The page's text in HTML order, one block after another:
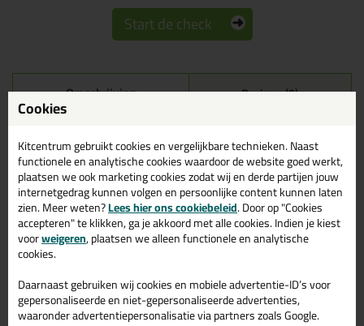
Start de check
Omschrijving Reviews (0)
Bokkepoot kwast in 30mm
Bestel de Bokkepoot kwast in 30mm vandaag nog! Vandaag
besteld = morgen in huis.
Wil je meer weten over de toepassing en kenmerken van dit
product?Lees alles over dit product >
Gerelateerde producten
Cookies
Kitcentrum gebruikt cookies en vergelijkbare technieken. Naast
functionele en analytische cookies waardoor de website goed werkt,
plaatsen we ook marketing cookies zodat wij en derde partijen jouw
internetgedrag kunnen volgen en persoonlijke content kunnen laten
zien. Meer weten?Lees hier ons cookiebeleid. Door op "Cookies
accepteren" te klikken, ga je akkoord met alle cookies. Indien je kiest
voorweigeren, plaatsen we alleen functionele en analytische
cookies.
Daarnaast gebruiken wij cookies en mobiele advertentie-ID’s voor
gepersonaliseerde en niet-gepersonaliseerde advertenties,
waaronder advertentiepersonalisatie via partners zoals Google.